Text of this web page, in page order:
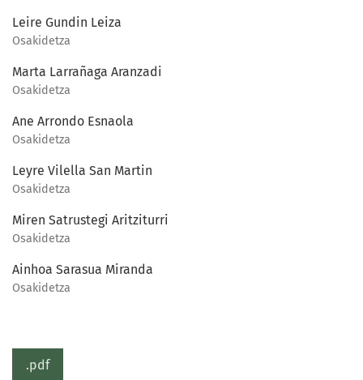
Leire Gundin Leiza
Osakidetza
Marta Larrañaga Aranzadi
Osakidetza
Ane Arrondo Esnaola
Osakidetza
Leyre Vilella San Martin
Osakidetza
Miren Satrustegi Aritziturri
Osakidetza
Ainhoa Sarasua Miranda
Osakidetza
.pdf